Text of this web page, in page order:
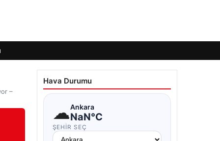
–
Hava Durumu
☁Ankara
NaN°C
ŞEHIR SEÇ